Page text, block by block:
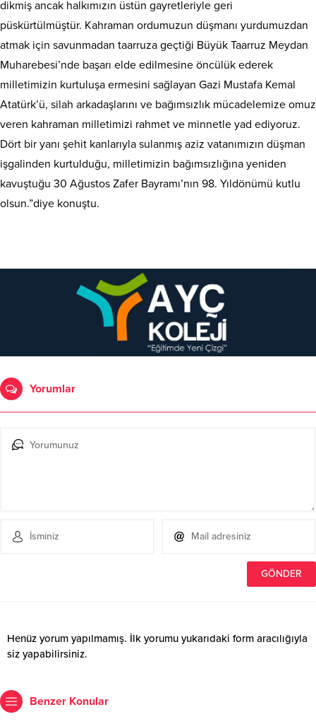
dikmiş ancak halkımızın üstün gayretleriyle geri
püskürtülmüştür. Kahraman ordumuzun düşmanı yurdumuzdan
atmak için savunmadan taarruza geçtiği Büyük Taarruz Meydan
Muharebesi’nde başarı elde edilmesine öncülük ederek
milletimizin kurtuluşa ermesini sağlayan Gazi Mustafa Kemal
Atatürk’ü, silah arkadaşlarını ve bağımsızlık mücadelemize omuz
veren kahraman milletimizi rahmet ve minnetle yad ediyoruz.
Dört bir yanı şehit kanlarıyla sulanmış aziz vatanımızın düşman
işgalinden kurtulduğu, milletimizin bağımsızlığına yeniden
kavuştuğu 30 Ağustos Zafer Bayramı’nın 98. Yıldönümü kutlu
olsun.”diye konuştu.
Yorumlar
Henüz yorum yapılmamış. İlk yorumu yukarıdaki form aracılığıyla
siz yapabilirsiniz.
Benzer Konular